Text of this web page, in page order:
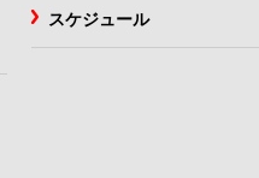
スケジュール